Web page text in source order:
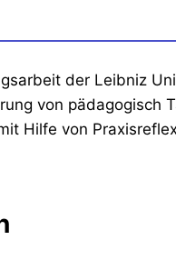
der Leibniz
von
Hilfe von